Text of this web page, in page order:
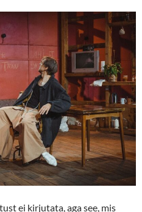
ei kirjutata, aga see, mis